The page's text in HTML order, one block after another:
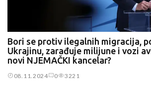
Bori se protiv ilegalnih migracija,
Ukrajinu, zarađuje milijune i vozi
novi NJEMAČKI kancelar?
08.11.2024 0 3221